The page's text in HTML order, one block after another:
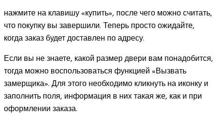
нажмите на клавишу «купить», после чего можно считать,
что покупку вы завершили. Теперь просто ожидайте,
когда заказ будет доставлен по адресу.
Если вы не знаете, какой размер двери вам понадобится,
тогда можно воспользоваться функцией «Вызвать
замерщика». Для этого необходимо кликнуть на иконку и
заполнить поля, информация в них такая же, как и при
оформлении заказа.